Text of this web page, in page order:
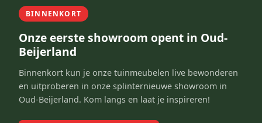
BINNENKORT
Onze eerste showroom opent in Oud-
Beijerland
Binnenkort kun je onze tuinmeubelen live bewonderen
en uitproberen in onze splinternieuwe showroom in
Oud-Beijerland. Kom langs en laat je inspireren!